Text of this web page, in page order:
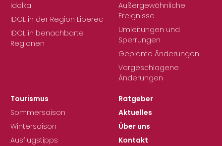
Idolka
IDOL in der Region Liberec
IDOL in benachbarte
Regionen
Außergewöhnliche
Ereignisse
Umleitungen und
Sperrungen
Geplante Änderungen
Vorgeschlagene
Änderungen
Tourismus
Sommersaison
Wintersaison
Ausflugstipps
Ratgeber
Aktuelles
Über uns
Kontakt